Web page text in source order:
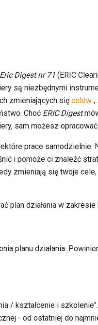
Digest nr 71 (ERIC
są niezbędnymi
zmieniających się celów ,
Choć ERIC Digest
sam możesz opracować
prace samodzielnie.
i pomoże ci znaleźć
zmieniają się twoje
plan działania w zakresie
planu działania.
/ kształcenie i
- od ostatniej do